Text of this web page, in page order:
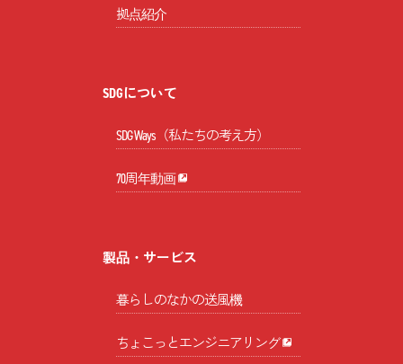
拠点紹介
SDGについて
SDG Ways（私たちの考え方）
70周年動画
製品・サービス
暮らしのなかの送風機
ちょこっとエンジニアリング